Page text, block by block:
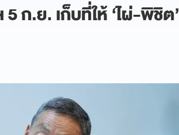
ก.ย. เก็บที่ให้ ‘ไผ่-พิชิต’